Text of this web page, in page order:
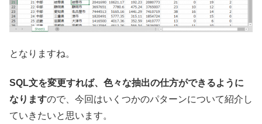
となりますね。
SQL文を変更すれば、色々な抽出の仕方ができるように
なりますので、今回はいくつかのパターンについて紹介し
ていきたいと思います。